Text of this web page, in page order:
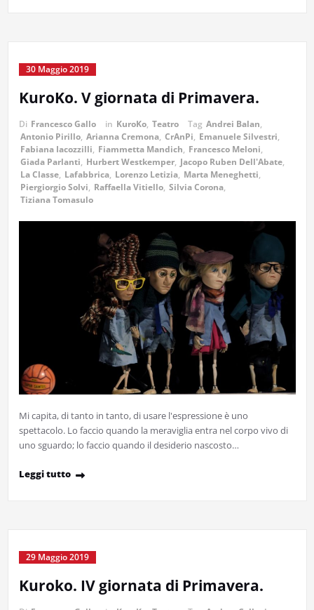
30 Maggio 2019
KuroKo. V giornata di Primavera.
Di Francesco Gallo in KuroKo, Teatro Tag Andrei Balan,
Antonio Pirillo, Arianna Cremona, CrAnPi, Emanuele Silvestri,
Fabiana Iacozzilli, Fiammetta Mandich, Francesco Meloni,
Giada Parlanti, Hurbert Westkemper, Jacopo Ruben Dell'Abate,
La Classe, Lafabbrica, Lorenzo Letizia, Marta Meneghetti,
Piergiorgio Solvi, Raffaella Vitiello, Silvia Corona,
Tiziana Tomasulo
Mi capita, di tanto in tanto, di usare l'espressione è uno
spettacolo. Lo faccio quando la meraviglia entra nel corpo vivo di
uno sguardo; lo faccio quando il desiderio nascosto…
Leggi tutto
29 Maggio 2019
Kuroko. IV giornata di Primavera.